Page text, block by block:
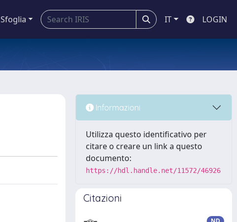
Sfoglia IT LOGIN
Informazioni
Utilizza questo identificativo per
citare o creare un link a questo
documento:
https://hdl.handle.net/11572/46926
Citazioni